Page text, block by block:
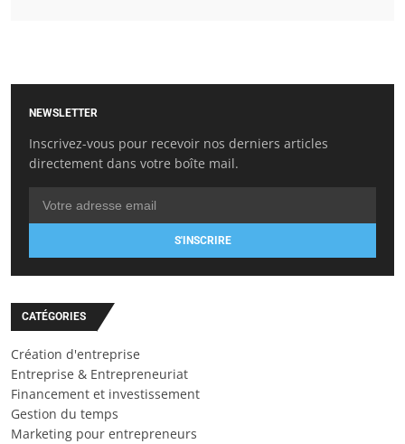
NEWSLETTER
Inscrivez-vous pour recevoir nos derniers articles
directement dans votre boîte mail.
S'INSCRIRE
CATÉGORIES
Création d'entreprise
Entreprise & Entrepreneuriat
Financement et investissement
Gestion du temps
Marketing pour entrepreneurs